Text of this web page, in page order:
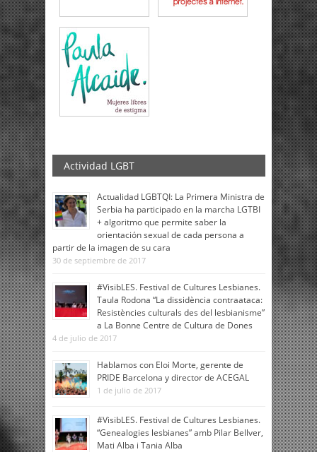
Actividad LGBT
Actualidad LGBTQI: La Primera Ministra de
Serbia ha participado en la marcha LGTBI
+ algoritmo que permite saber la
orientación sexual de cada persona a
partir de la imagen de su cara
30 de septiembre de 2017
#VisibLES. Festival de Cultures Lesbianes.
Taula Rodona “La dissidència contraataca:
Resistències culturals des del lesbianisme”
a La Bonne Centre de Cultura de Dones
4 de julio de 2017
Hablamos con Eloi Morte, gerente de
PRIDE Barcelona y director de ACEGAL
1 de julio de 2017
#VisibLES. Festival de Cultures Lesbianes.
“Genealogies lesbianes” amb Pilar Bellver,
Mati Alba i Tania Alba